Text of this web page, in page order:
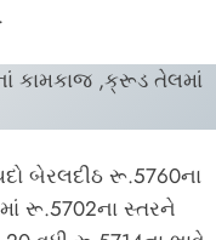
કામકાજ ,ક્રૂડ તેલમાં
બેરલદીઠ રૂ.5760ના
રૂ.5702ના સ્તરને